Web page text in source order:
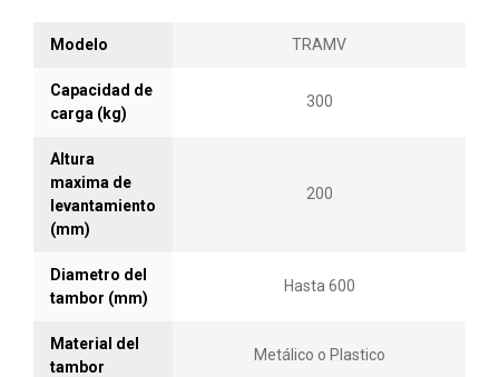
Modelo TRAMV
Capacidad de
carga (kg)
300
Altura
maxima de
levantamiento
(mm)
200
Diametro del
tambor (mm)
Hasta 600
Material del
tambor
Metálico o Plastico